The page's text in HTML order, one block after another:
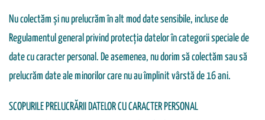
Nu colectăm și nu prelucrăm în alt mod date sensibile, incluse de
Regulamentul general privind protecția datelor în categorii speciale de
date cu caracter personal. De asemenea, nu dorim să colectăm sau să
prelucrăm date ale minorilor care nu au împlinit vârstă de 16 ani.
SCOPURILE PRELUCRĂRII DATELOR CU CARACTER PERSONAL